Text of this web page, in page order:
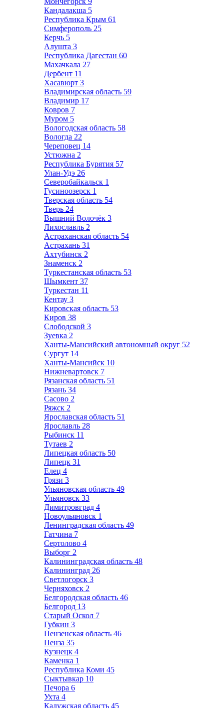
Кандалакша 5
Республика Крым 61
Симферополь 25
Керчь 5
Алушта 3
Республика Дагестан 60
Махачкала 27
Дербент 11
Хасавюрт 3
Владимирская область 59
Владимир 17
Ковров 7
Муром 5
Вологодская область 58
Вологда 22
Череповец 14
Устюжна 2
Республика Бурятия 57
Улан-Удэ 26
Северобайкальск 1
Гусиноозерск 1
Тверская область 54
Тверь 24
Вышний Волочёк 3
Лихославль 2
Астраханская область 54
Астрахань 31
Ахтубинск 2
Знаменск 2
Туркестанская область 53
Шымкент 37
Туркестан 11
Кентау 3
Кировская область 53
Киров 38
Слободской 3
Зуевка 2
Ханты-Мансийский автономный округ 52
Сургут 14
Ханты-Мансийск 10
Нижневартовск 7
Рязанская область 51
Рязань 34
Сасово 2
Ряжск 2
Ярославская область 51
Ярославль 28
Рыбинск 11
Тутаев 2
Липецкая область 50
Липецк 31
Елец 4
Грязи 3
Ульяновская область 49
Ульяновск 33
Димитровград 4
Новоульяновск 1
Ленинградская область 49
Гатчина 7
Сертолово 4
Выборг 2
Калининградская область 48
Калининград 26
Светлогорск 3
Черняховск 2
Белгородская область 46
Белгород 13
Старый Оскол 7
Губкин 3
Пензенская область 46
Пенза 35
Кузнецк 4
Каменка 1
Республика Коми 45
Сыктывкар 10
Печора 6
Ухта 4
Калужская область 45